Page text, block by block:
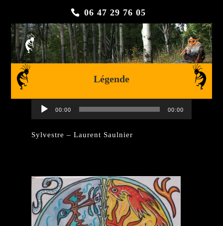
06 47 29 76 05
Légende
Lecteur
audio
00:00 00:00
Sylvestre – Laurent Saulnier